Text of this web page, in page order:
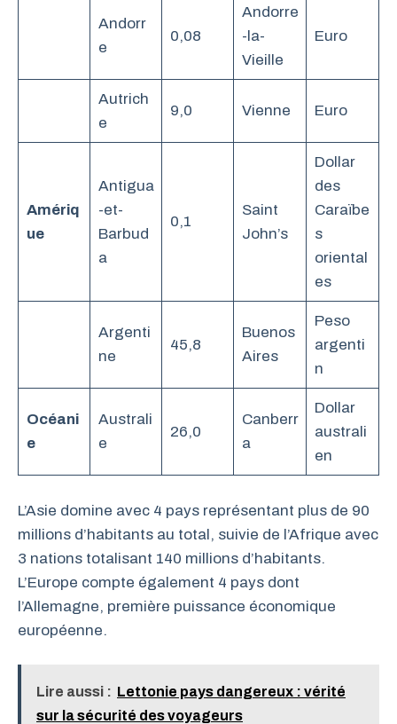
Andorr
e
0,08
Andorre
-la-
Vieille
Euro
Autrich
e
9,0 Vienne Euro
Amériq
ue
Antigua
-et-
Barbud
a
0,1
Saint
John’s
Dollar
des
Caraïbe
s
oriental
es
Argenti
ne
45,8
Buenos
Aires
Peso
argenti
n
Océani
e
Australi
e
26,0
Canberr
a
Dollar
australi
en
L’Asie domine avec 4 pays représentant plus de 90
millions d’habitants au total, suivie de l’Afrique avec
3 nations totalisant 140 millions d’habitants.
L’Europe compte également 4 pays dont
l’Allemagne, première puissance économique
européenne.
Lire aussi : Lettonie pays dangereux : vérité
sur la sécurité des voyageurs